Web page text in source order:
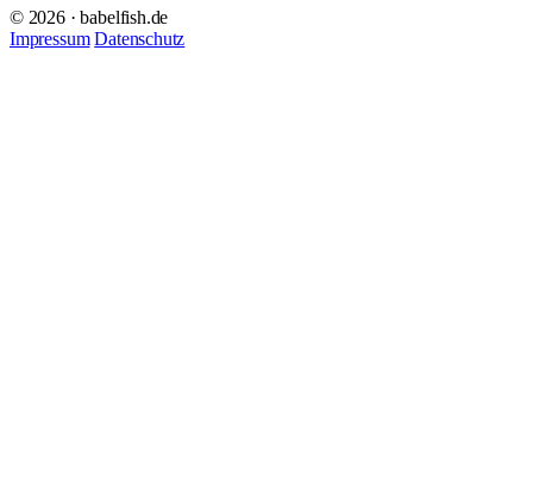
© 2026 · babelfish.de
Impressum Datenschutz